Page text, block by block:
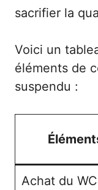
sacrifier la
Voici un
éléments de
suspendu :
Achat du